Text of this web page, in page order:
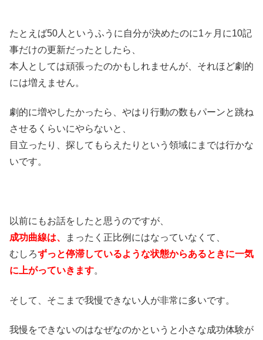
たとえば50人というふうに自分が決めたのに1ヶ月に10記
事だけの更新だったとしたら、
本人としては頑張ったのかもしれませんが、それほど劇的
には増えません。
劇的に増やしたかったら、やはり行動の数もパーンと跳ね
させるくらいにやらないと、
目立ったり、探してもらえたりという領域にまでは行かな
いです。
以前にもお話をしたと思うのですが、
成功曲線は、
まったく正比例にはなっていなくて、
むしろずっと停滞しているような状態からあるときに一気
に上がっていきます。
そして、そこまで我慢できない人が非常に多いです。
我慢をできないのはなぜなのかというと小さな成功体験が